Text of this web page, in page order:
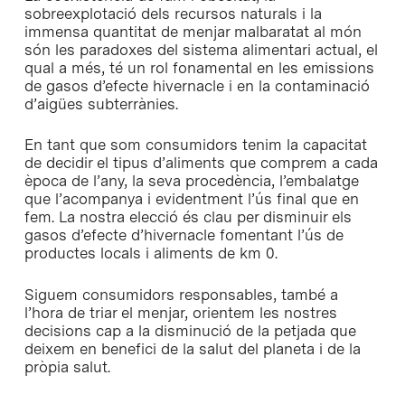
sobreexplotació dels recursos naturals i la
immensa quantitat de menjar malbaratat al món
són les paradoxes del sistema alimentari actual, el
qual a més, té un rol fonamental en les emissions
de gasos d’efecte hivernacle i en la contaminació
d’aigües subterrànies.
En tant que som consumidors tenim la capacitat
de decidir el tipus d’aliments que comprem a cada
època de l’any, la seva procedència, l’embalatge
que l’acompanya i evidentment l’ús final que en
fem. La nostra elecció és clau per disminuir els
gasos d’efecte d’hivernacle fomentant l’ús de
productes locals i aliments de km 0.
Siguem consumidors responsables, també a
l’hora de triar el menjar, orientem les nostres
decisions cap a la disminució de la petjada que
deixem en benefici de la salut del planeta i de la
pròpia salut.